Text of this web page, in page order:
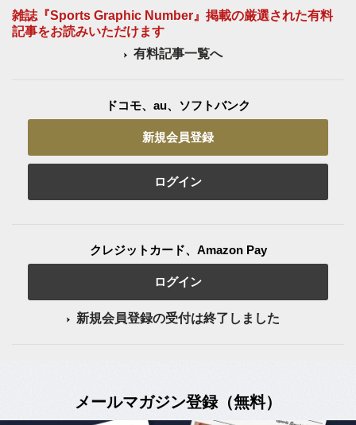
雑誌『Sports Graphic Number』掲載の厳選された有料
記事をお読みいただけます
有料記事一覧へ
ドコモ、au、ソフトバンク
新規会員登録
ログイン
クレジットカード、Amazon Pay
ログイン
新規会員登録の受付は終了しました
メールマガジン登録（無料）